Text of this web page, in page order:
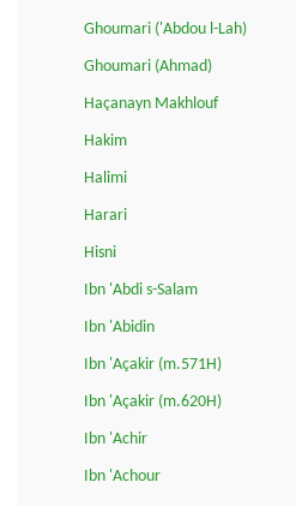
Ghoumari ('Abdou l-Lah)
Ghoumari (Ahmad)
Haçanayn Makhlouf
Hakim
Halimi
Harari
Hisni
Ibn 'Abdi s-Salam
Ibn 'Abidin
Ibn 'Açakir (m.571H)
Ibn 'Açakir (m.620H)
Ibn 'Achir
Ibn 'Achour